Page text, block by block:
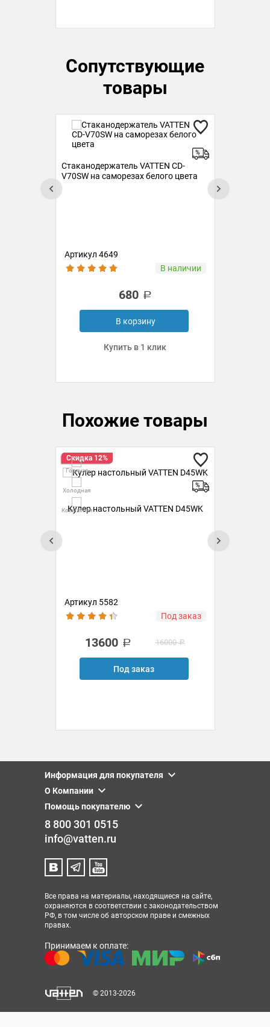
Сопутствующие
товары
Стаканодержатель VATTEN CD-
V70SW на саморезах белого цвета
Артикул 4649
В наличии
680
В корзину
Купить в 1 клик
Похожие товары
Скидка 12%
Горячая
Холодная
Комнатная
Кулер настольный VATTEN D45WK
Артикул 5582
Под заказ
13600 16000
Под заказ
Информация для покупателя
О Компании
Помощь покупателю
8 800 301 0515
info@vatten.ru
Все права на материалы, находящиеся на сайте,
охраняются в соответствии с законодательством
РФ, в том числе об авторском праве и смежных
правах.
Принимаем к оплате:
© 2013-2026